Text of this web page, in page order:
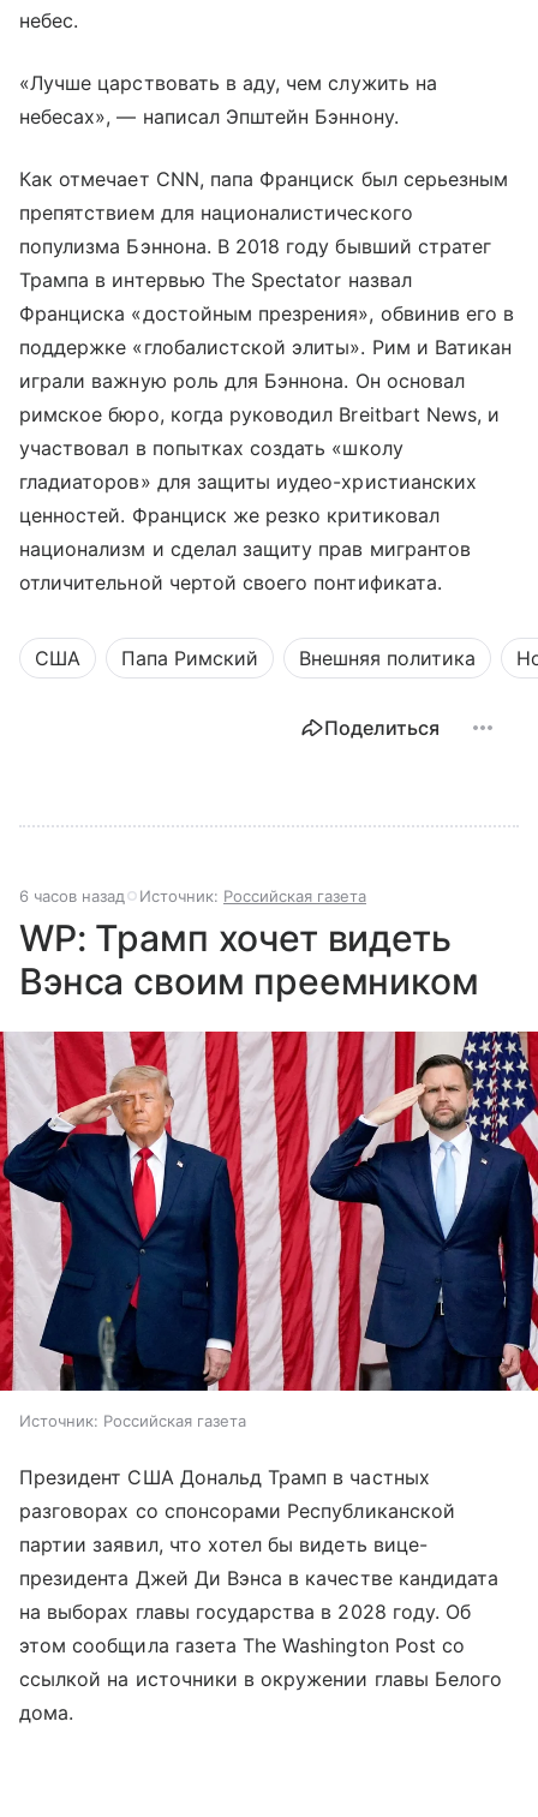
небес.
«Лучше царствовать в аду, чем служить на
небесах», — написал Эпштейн Бэннону.
Как отмечает CNN, папа Франциск был серьезным
препятствием для националистического
популизма Бэннона. В 2018 году бывший стратег
Трампа в интервью The Spectator назвал
Франциска «достойным презрения», обвинив его в
поддержке «глобалистской элиты». Рим и Ватикан
играли важную роль для Бэннона. Он основал
римское бюро, когда руководил Breitbart News, и
участвовал в попытках создать «школу
гладиаторов» для защиты иудео-христианских
ценностей. Франциск же резко критиковал
национализм и сделал защиту прав мигрантов
отличительной чертой своего понтификата.
США Папа Римский Внешняя политика
Поделиться
6 часов назад Источник: Российская газета
WP: Трамп хочет видеть
Вэнса своим преемником
Источник: Российская газета
Президент США Дональд Трамп в частных
разговорах со спонсорами Республиканской
партии заявил, что хотел бы видеть вице-
президента Джей Ди Вэнса в качестве кандидата
на выборах главы государства в 2028 году. Об
этом сообщила газета The Washington Post со
ссылкой на источники в окружении главы Белого
дома.